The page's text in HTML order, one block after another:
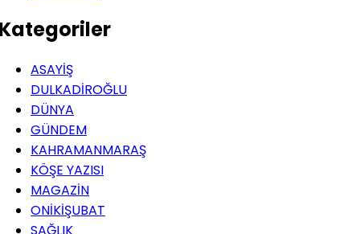
ASAYİŞ
DULKADİROĞLU
DÜNYA
GÜNDEM
KAHRAMANMARAŞ
KÖŞE YAZISI
MAGAZİN
ONİKİŞUBAT